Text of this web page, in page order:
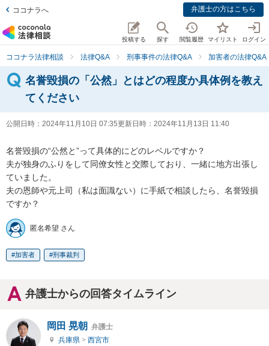
ココナラへ 弁護士の方はこちら
投稿する 探す 閲覧履歴 マイリスト ログイン
ココナラ法律相談 法律Q&A 刑事事件の法律Q&A 加害者の法律Q&A
名誉毀損の「公然」とはどの程度か具体例を教え
てください
公開日時： 2024年11月10日 07:35更新日時： 2024年11月13日 11:40
名誉毀損の“公然と”って具体的にどのレベルですか？
夫が独身のふりをして同僚女性と交際しており、一緒に地方出張し
ていました。
夫の恩師や元上司（私は面識ない）に手紙で相談したら、名誉毀損
ですか？
匿名希望 さん
加害者 刑事裁判
弁護士からの回答タイムライン
岡田 晃朝 弁護士
兵庫県 > 西宮市